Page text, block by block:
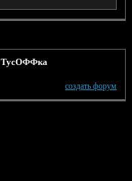
ТусОФФка
создать форум